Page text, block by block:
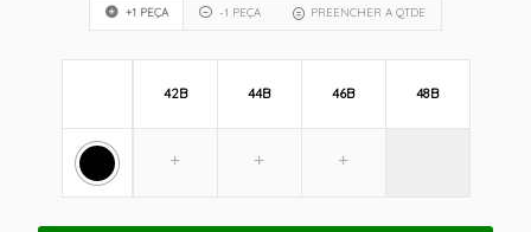
+1 PEÇA -1 PEÇA PREENCHER A QTDE
42B 44B 46B 48B